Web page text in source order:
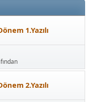
1.Yazılı
2.Yazılı